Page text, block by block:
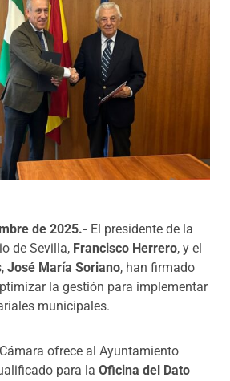
de 2025.- El presidente de la
de Sevilla, Francisco Herrero, y el
José María Soriano, han firmado
la gestión para implementar
municipales.
ofrece al Ayuntamiento
para la Oficina del Dato